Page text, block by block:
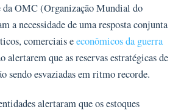
OMC (Organização Mundial do
a necessidade de uma resposta conjunta
comerciais eeconômicos da guerra
alertarem que as reservas estratégicas de
sendo esvaziadas em ritmo recorde.
alertaram que os estoques